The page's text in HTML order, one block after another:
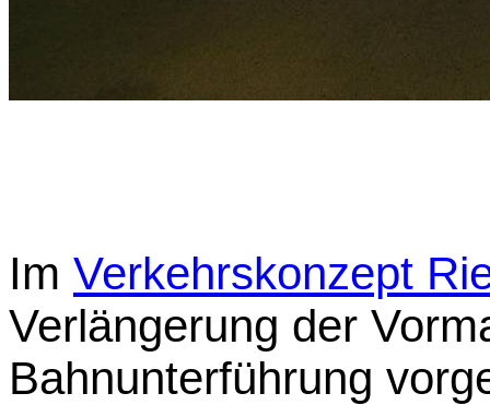
Im Verkehrskonzept
Verlängerung der
Bahnunterführung